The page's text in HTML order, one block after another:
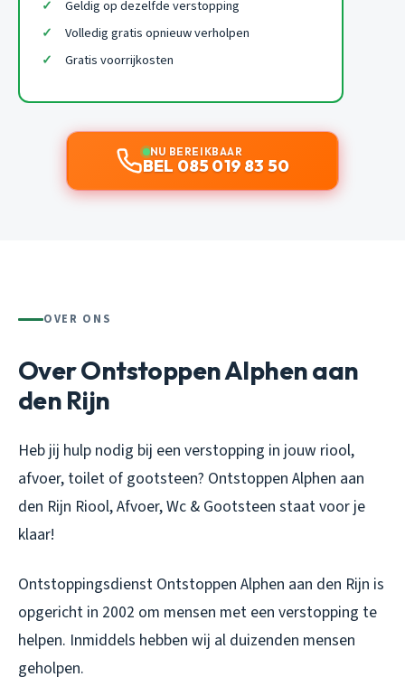
Geldig op dezelfde verstopping
Volledig gratis opnieuw verholpen
Gratis voorrijkosten
NU BEREIKBAAR
BEL 085 019 83 50
OVER ONS
Over Ontstoppen Alphen aan
den Rijn
Heb jij hulp nodig bij een verstopping in jouw riool,
afvoer, toilet of gootsteen? Ontstoppen Alphen aan
den Rijn Riool, Afvoer, Wc & Gootsteen staat voor je
klaar!
Ontstoppingsdienst Ontstoppen Alphen aan den Rijn is
opgericht in 2002 om mensen met een verstopping te
helpen. Inmiddels hebben wij al duizenden mensen
geholpen.